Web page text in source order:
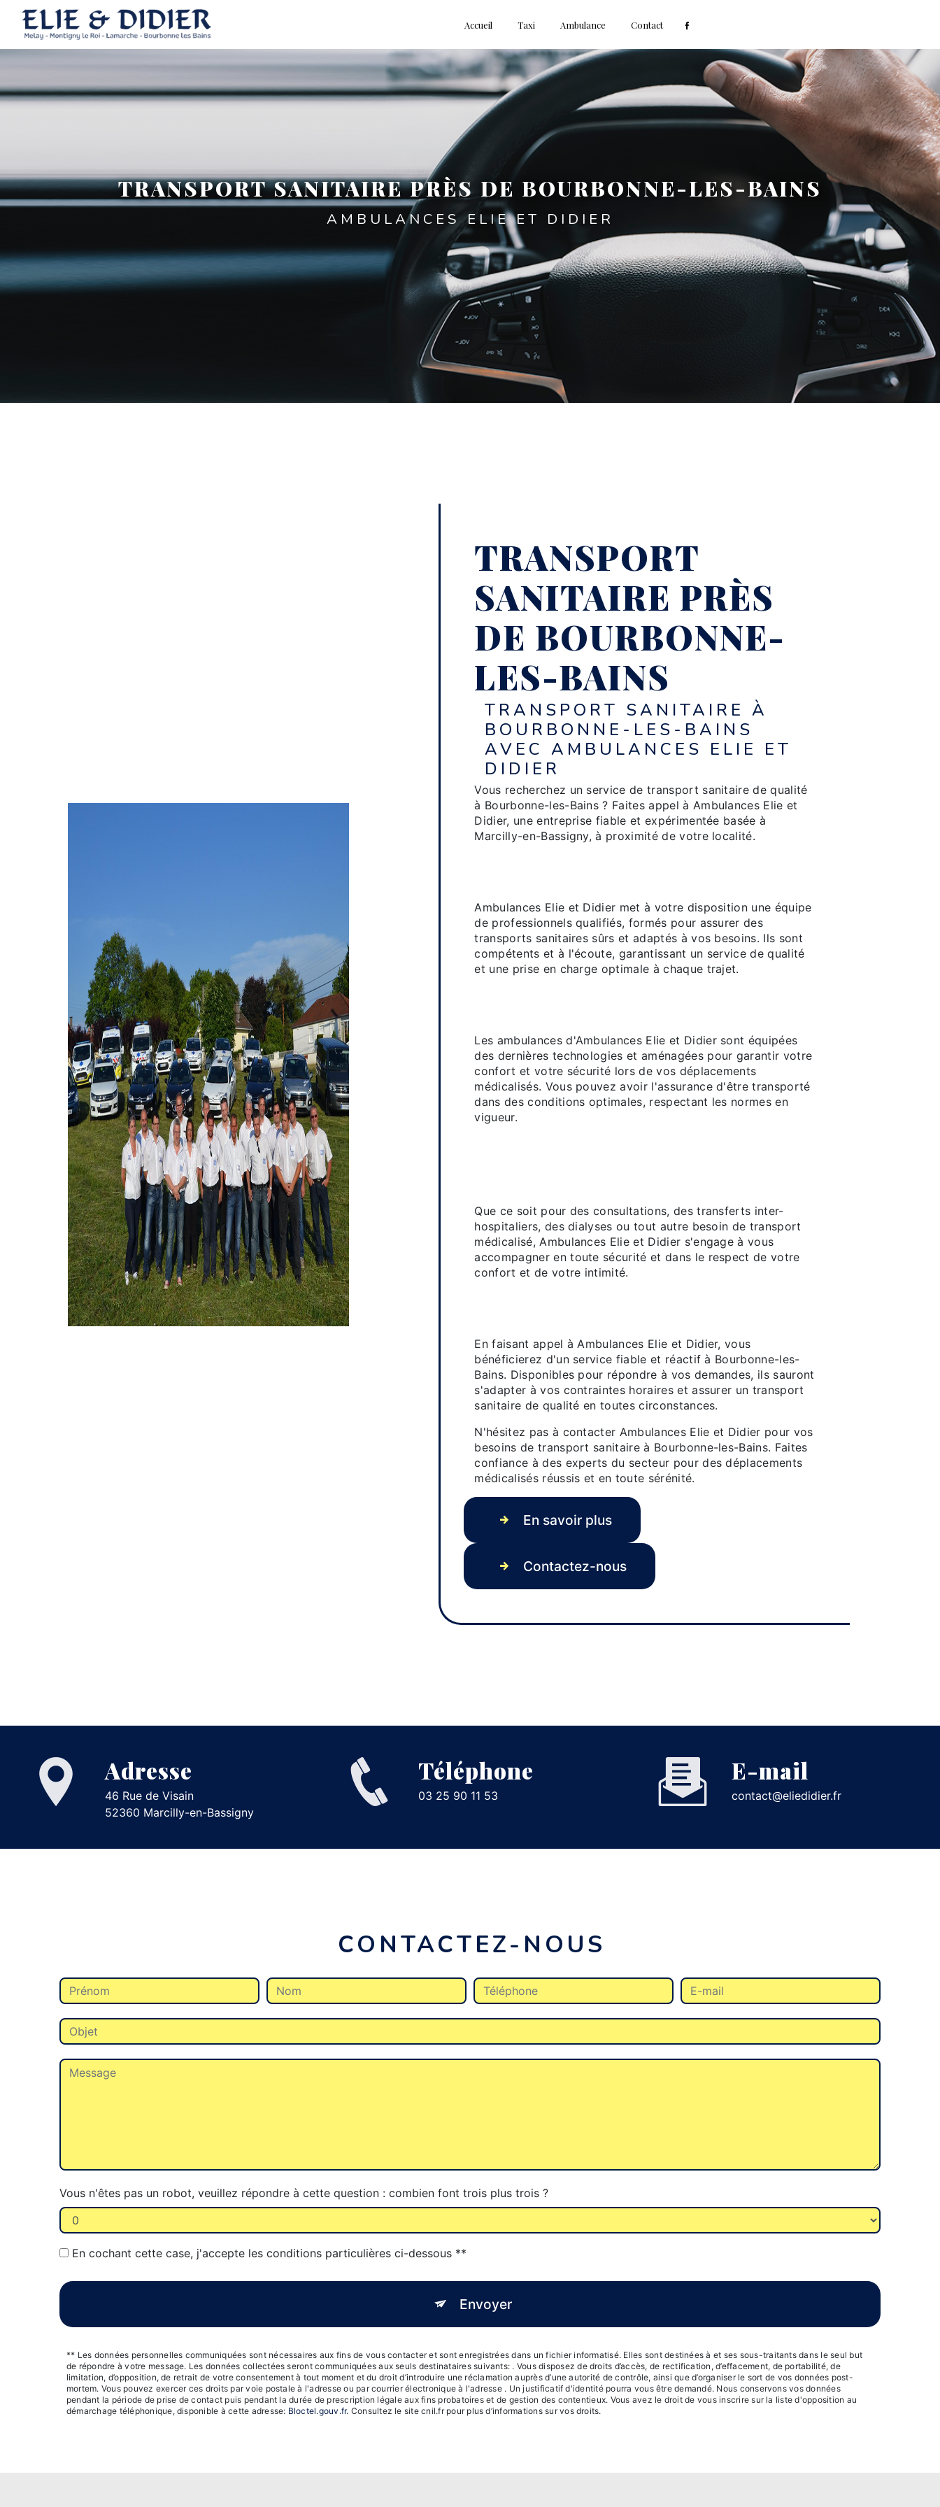
Accueil Taxi Ambulance Contact
TRANSPORT SANITAIRE PRÈS DE BOURBONNE-LES-BAINS
AMBULANCES ELIE ET DIDIER
TRANSPORT
SANITAIRE PRÈS
DE BOURBONNE-
LES-BAINS
TRANSPORT SANITAIRE À
BOURBONNE-LES-BAINS
AVEC AMBULANCES ELIE ET
DIDIER
Vous recherchez un service de transport sanitaire de qualité
à Bourbonne-les-Bains ? Faites appel à Ambulances Elie et
Didier, une entreprise fiable et expérimentée basée à
Marcilly-en-Bassigny, à proximité de votre localité.
Ambulances Elie et Didier met à votre disposition une équipe
de professionnels qualifiés, formés pour assurer des
transports sanitaires sûrs et adaptés à vos besoins. Ils sont
compétents et à l'écoute, garantissant un service de qualité
et une prise en charge optimale à chaque trajet.
Les ambulances d'Ambulances Elie et Didier sont équipées
des dernières technologies et aménagées pour garantir votre
confort et votre sécurité lors de vos déplacements
médicalisés. Vous pouvez avoir l'assurance d'être transporté
dans des conditions optimales, respectant les normes en
vigueur.
Que ce soit pour des consultations, des transferts inter-
hospitaliers, des dialyses ou tout autre besoin de transport
médicalisé, Ambulances Elie et Didier s'engage à vous
accompagner en toute sécurité et dans le respect de votre
confort et de votre intimité.
En faisant appel à Ambulances Elie et Didier, vous
bénéficierez d'un service fiable et réactif à Bourbonne-les-
Bains. Disponibles pour répondre à vos demandes, ils sauront
s'adapter à vos contraintes horaires et assurer un transport
sanitaire de qualité en toutes circonstances.
N'hésitez pas à contacter Ambulances Elie et Didier pour vos
besoins de transport sanitaire à Bourbonne-les-Bains. Faites
confiance à des experts du secteur pour des déplacements
médicalisés réussis et en toute sérénité.
En savoir plus
Contactez-nous
Adresse
46 Rue de Visain
52360 Marcilly-en-Bassigny
Téléphone
03 25 90 11 53
E-mail
contact@eliedidier.fr
CONTACTEZ-NOUS
Vous n'êtes pas un robot, veuillez répondre à cette question : combien font trois plus trois ?
En cochant cette case, j'accepte les conditions particulières ci-dessous **
Envoyer
** Les données personnelles communiquées sont nécessaires aux fins de vous contacter et sont enregistrées dans un fichier informatisé. Elles sont destinées à et ses sous-traitants dans le seul but
de répondre à votre message. Les données collectées seront communiquées aux seuls destinataires suivants: . Vous disposez de droits d’accès, de rectification, d’effacement, de portabilité, de
limitation, d’opposition, de retrait de votre consentement à tout moment et du droit d’introduire une réclamation auprès d’une autorité de contrôle, ainsi que d’organiser le sort de vos données post-
mortem. Vous pouvez exercer ces droits par voie postale à l'adresse ou par courrier électronique à l'adresse . Un justificatif d'identité pourra vous être demandé. Nous conservons vos données
pendant la période de prise de contact puis pendant la durée de prescription légale aux fins probatoires et de gestion des contentieux. Vous avez le droit de vous inscrire sur la liste d'opposition au
démarchage téléphonique, disponible à cette adresse: Bloctel.gouv.fr. Consultez le site cnil.fr pour plus d’informations sur vos droits.
Panneau de gestion des cookies